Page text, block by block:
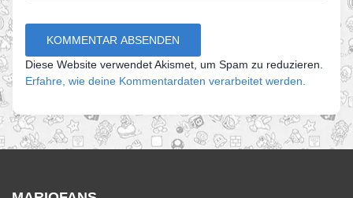
Diese Website verwendet Akismet, um Spam zu reduzieren.
Erfahre, wie deine Kommentardaten verarbeitet werden.